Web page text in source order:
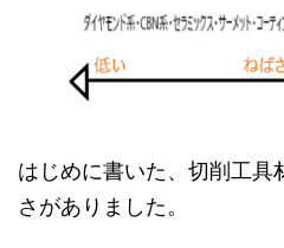
はじめに書いた、切削工具
さがありました。